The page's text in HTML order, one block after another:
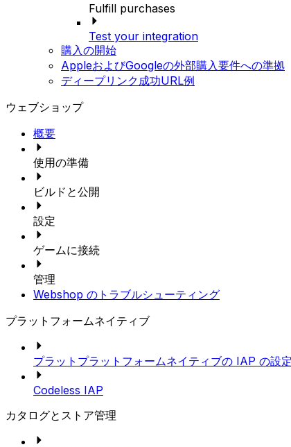
Fulfill purchases
Test your integration
購入の開始
AppleおよびGoogleの外部購入要件への準拠
ディープリンク成功URL例
ウェブショップ
概要
使用の準備
ビルドと公開
設定
ゲームに接続
管理
Webshop のトラブルシューティング
プラットフォームネイティブ
プラットプラットフォームネイティブの IAP の設定
Codeless IAP
カタログとストア管理